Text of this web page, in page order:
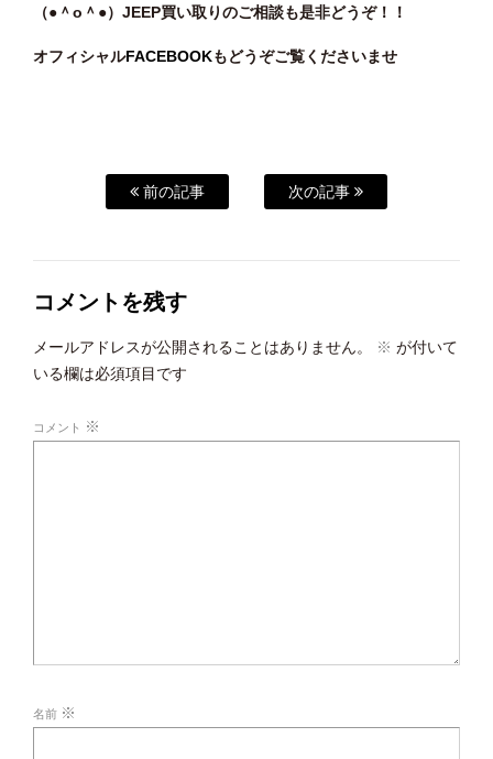
（●＾o ＾●）JEEP買い取りのご相談も是非どうぞ！！
オフィシャルFACEBOOKもどうぞご覧くださいませ
前の記事 次の記事
コメントを残す
メールアドレスが公開されることはありません。 ※ が付いて
いる欄は必須項目です
コメント ※
名前 ※